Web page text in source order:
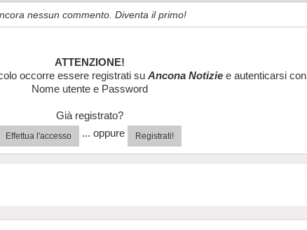
nessun commento. Diventa il primo!
ATTENZIONE!
occorre essere registrati su Ancona Notiziee autenticarsi con
Nome utente e Password
Già registrato?
Effettua l'accesso ... oppure Registrati!